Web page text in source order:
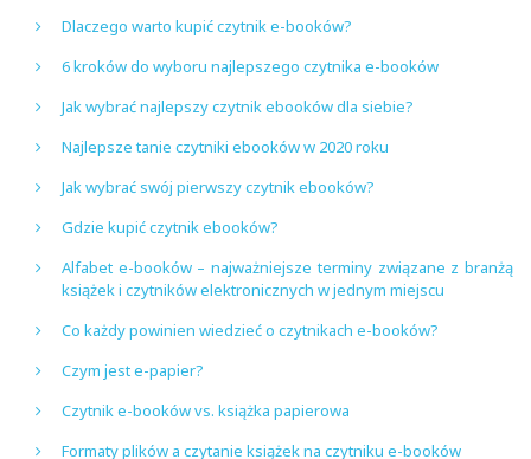
Dlaczego warto kupić czytnik e-booków?
6 kroków do wyboru najlepszego czytnika e-booków
Jak wybrać najlepszy czytnik ebooków dla siebie?
Najlepsze tanie czytniki ebooków w 2020 roku
Jak wybrać swój pierwszy czytnik ebooków?
Gdzie kupić czytnik ebooków?
Alfabet e-booków – najważniejsze terminy związane z branżą
książek i czytników elektronicznych w jednym miejscu
Co każdy powinien wiedzieć o czytnikach e-booków?
Czym jest e-papier?
Czytnik e-booków vs. książka papierowa
Formaty plików a czytanie książek na czytniku e-booków